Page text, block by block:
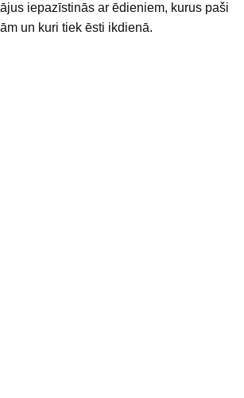
iepazīstinās ar ēdieniem, kurus paši
un kuri tiek ēsti ikdienā.